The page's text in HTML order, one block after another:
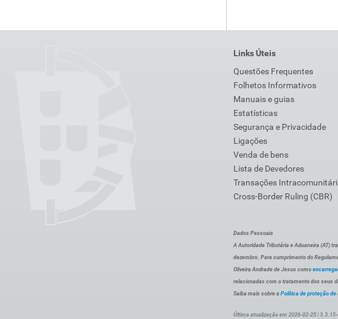
Links Úteis
Questões Frequentes
Folhetos Informativos
Manuais e guias
Estatísticas
Segurança e Privacidade
Ligações
Venda de bens
Lista de Devedores
Transações
Cross-Border Ruling (CBR)
Dados Pessoais
A Autoridade Tributária e Aduaneira (AT)
dezembro. Para cumprimento do
Oliveira Andrade de Jesus como
relacionadas com o tratamento dos seus
Saiba mais sobre a Política de proteção
Última atualização em 2026-02-25 |